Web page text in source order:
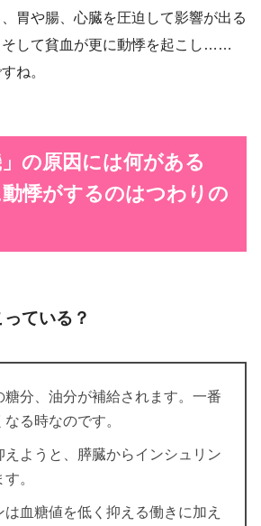
胃や腸、心臓を圧迫して影響が出る
そして貧血が更に動悸を起こし……
ね。
」の原因には何がある
悸がするのはつわりの
ている？
糖分、油分が補給されます。一番
る時なのです。
えようと、膵臓からインシュリン
。
は血糖値を低く抑える働きに加え